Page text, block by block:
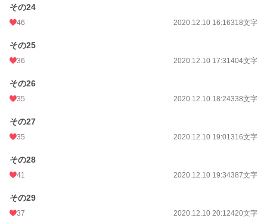
その24
46 2020.12.10 16:16318文字
その25
36 2020.12.10 17:31404文字
その26
35 2020.12.10 18:24338文字
その27
35 2020.12.10 19:01316文字
その28
41 2020.12.10 19:34387文字
その29
37 2020.12.10 20:12420文字